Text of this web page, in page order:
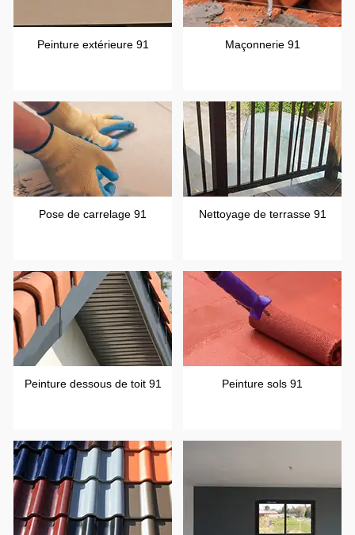
Peinture extérieure 91 Maçonnerie 91
Pose de carrelage 91 Nettoyage de terrasse 91
Peinture dessous de toit 91 Peinture sols 91